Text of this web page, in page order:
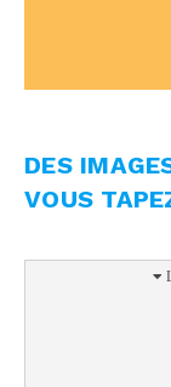
DES
VOUS